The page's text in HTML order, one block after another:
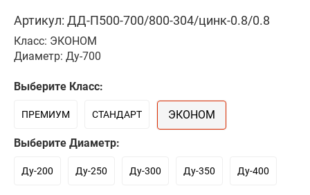
Артикул: ДД-П500-700/800-304/цинк-0.8/0.8
Класс: ЭКОНОМ
Диаметр: Ду-700
Выберите Класс:
ПРЕМИУМ СТАНДАРТ ЭКОНОМ
Выберите Диаметр:
Ду-200 Ду-250 Ду-300 Ду-350 Ду-400